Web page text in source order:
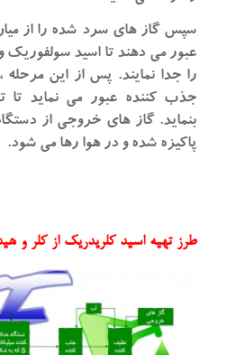
سپس گاز های سرد شده را از
عبور می دهند تا اسید سولفوریک
را جدا نمایند. پس از این
جذب کننده عبور می نماید تا
بنماید. گاز های خروجی از
پاکیزه شده و در هوا رها می شود.
طرز تهیه اسید کلریدریک از کلر و